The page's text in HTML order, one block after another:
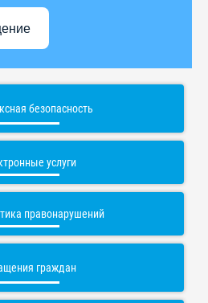
безопасность
услуги
правонарушений
граждан